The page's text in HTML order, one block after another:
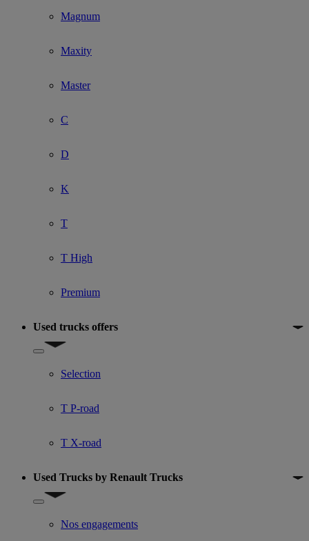
Magnum
Maxity
Master
C
D
K
T
T High
Premium
Used trucks offers
Show submenu for Used trucks offers
Selection
T P-road
T X-road
Used Trucks by Renault Trucks
Show submenu for Used Trucks by Renault Trucks
Nos engagements